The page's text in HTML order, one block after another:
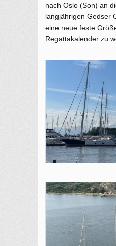
nach Oslo (Son) an
langjährigen Gedser
eine neue feste
Regattakalender zu